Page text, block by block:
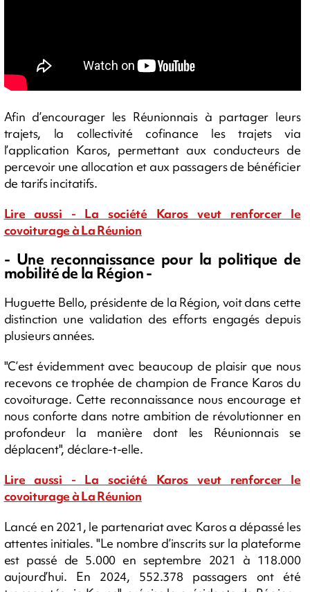
Afin d’encourager les Réunionnais à partager leurs
trajets, la collectivité cofinance les trajets via
l’application Karos, permettant aux conducteurs de
percevoir une allocation et aux passagers de bénéficier
de tarifs incitatifs.
Lire aussi - La société Karos veut renforcer le
covoiturage à La Réunion
- Une reconnaissance pour la politique de
mobilité de la Région -
Huguette Bello, présidente de la Région, voit dans cette
distinction une validation des efforts engagés depuis
plusieurs années.
"C’est évidemment avec beaucoup de plaisir que nous
recevons ce trophée de champion de France Karos du
covoiturage. Cette reconnaissance nous encourage et
nous conforte dans notre ambition de révolutionner en
profondeur la manière dont les Réunionnais se
déplacent", déclare-t-elle.
Lire aussi - La société Karos veut renforcer le
covoiturage à La Réunion
Lancé en 2021, le partenariat avec Karos a dépassé les
attentes initiales. "Le nombre d’inscrits sur la plateforme
est passé de 5.000 en septembre 2021 à 118.000
aujourd’hui. En 2024, 552.378 passagers ont été